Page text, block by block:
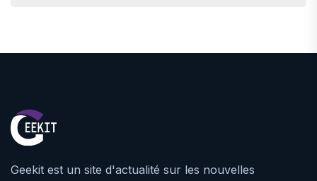
Geekit est un site d'actualité sur les nouvelles